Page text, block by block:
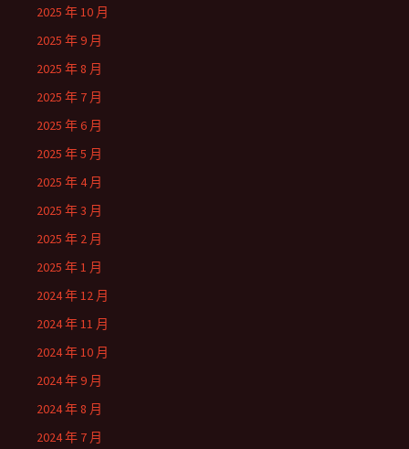
2025 年 10 月
2025 年 9 月
2025 年 8 月
2025 年 7 月
2025 年 6 月
2025 年 5 月
2025 年 4 月
2025 年 3 月
2025 年 2 月
2025 年 1 月
2024 年 12 月
2024 年 11 月
2024 年 10 月
2024 年 9 月
2024 年 8 月
2024 年 7 月